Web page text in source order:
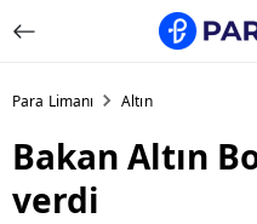
Para Limanı Altın
Bakan Altın
verdi